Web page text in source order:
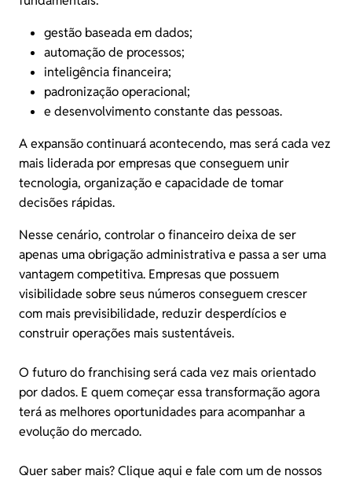
gestão baseada em dados;
automação de processos;
inteligência financeira;
padronização operacional;
e desenvolvimento constante das pessoas.
A expansão continuará acontecendo, mas será cada vez
mais liderada por empresas que conseguem unir
tecnologia, organização e capacidade de tomar
decisões rápidas.
Nesse cenário, controlar o financeiro deixa de ser
apenas uma obrigação administrativa e passa a ser uma
vantagem competitiva. Empresas que possuem
visibilidade sobre seus números conseguem crescer
com mais previsibilidade, reduzir desperdícios e
construir operações mais sustentáveis.
O futuro do franchising será cada vez mais orientado
por dados. E quem começar essa transformação agora
terá as melhores oportunidades para acompanhar a
evolução do mercado.
Quer saber mais?Clique aqui e fale com um de nossos